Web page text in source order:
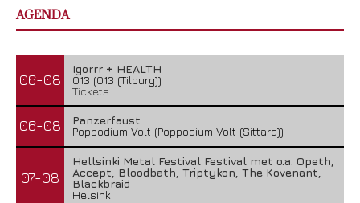
AGENDA
06-08
Igorrr + HEALTH
013 (013 (Tilburg))
Tickets
06-08
Panzerfaust
Poppodium Volt (Poppodium Volt (Sittard))
07-08
Hellsinki Metal Festival Festival met o.a. Opeth,
Accept, Bloodbath, Triptykon, The Kovenant,
Blackbraid
Helsinki